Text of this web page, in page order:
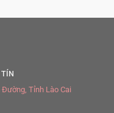
Tỉnh Lào Cai